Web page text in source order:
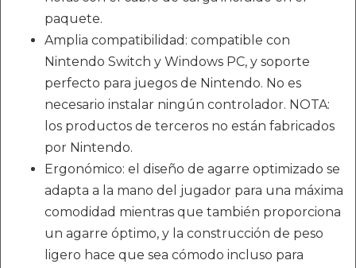
paquete.
Amplia compatibilidad: compatible con
Nintendo Switch y Windows PC, y soporte
perfecto para juegos de Nintendo. No es
necesario instalar ningún controlador. NOTA:
los productos de terceros no están fabricados
por Nintendo.
Ergonómico: el diseño de agarre optimizado se
adapta a la mano del jugador para una máxima
comodidad mientras que también proporciona
un agarre óptimo, y la construcción de peso
ligero hace que sea cómodo incluso para